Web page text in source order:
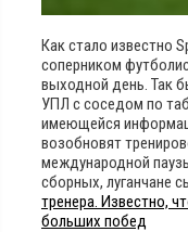
Как стало известно
соперником
выходной день. Так
УПЛ с соседом по
имеющейся
возобновят
международной
сборных, луганчане
тренера. Известно,
больших побед